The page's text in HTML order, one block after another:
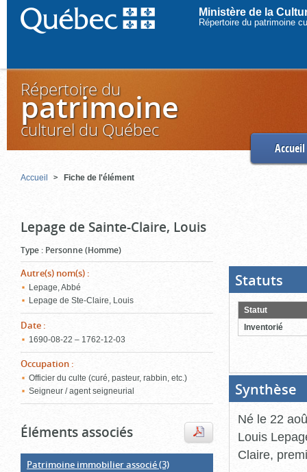
Ministère de la
Répertoire du patrimoine
Répertoire du
patrimoine
culturel du Québec
Accueil
Accueil Fiche de l'élément
Lepage de Sainte-Claire, Louis
Type : Personne (Homme)
Autre(s) nom(s) :
Lepage, Abbé
Lepage de Ste-Claire, Louis
Date :
1690‑08‑22 – 1762‑12‑03
Occupation :
Officier du culte (curé, pasteur, rabbin, etc.)
Seigneur / agent seigneurial
Éléments associés
Patrimoine immobilier associé(3)
Statuts
pour
Statut
Inventorié
Synthèse
Né le 22
Louis
Claire,